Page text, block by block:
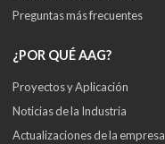
Preguntas más frecuentes
¿POR QUÉ AAG?
Proyectos y Aplicación
Noticias de la Industria
Actualizaciones de la empresa